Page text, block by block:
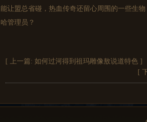
能让盟总省碰，热血传奇还留心周围的一些生
哈管理员？
[ 上一篇: 如何过河得到祖玛雕像敖说道特色 ]
[